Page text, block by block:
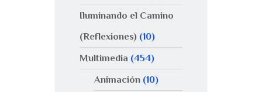
Iluminando el Camino
(Reflexiones) (10)
Multimedia (454)
Animación(10)